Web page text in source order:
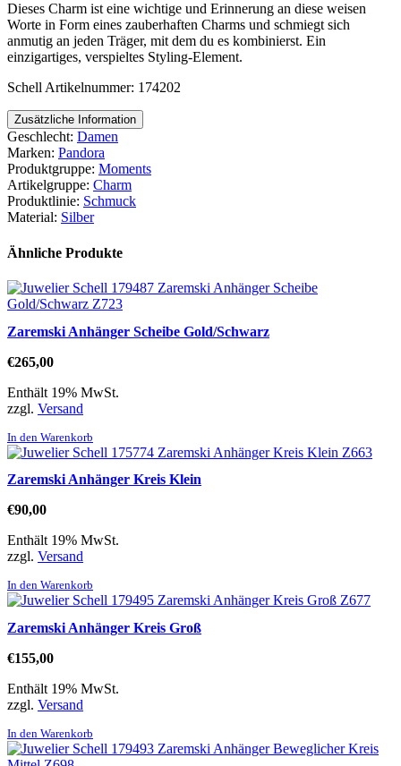
Dieses Charm ist eine wichtige und Erinnerung an diese weisen
Worte in Form eines zauberhaften Charms und schmiegt sich
anmutig an jeden Träger, mit dem du es kombinierst. Ein
einzigartiges, verspieltes Styling-Element.
Schell Artikelnummer: 174202
Zusätzliche Information
Geschlecht: Damen
Marken: Pandora
Produktgruppe: Moments
Artikelgruppe: Charm
Produktlinie: Schmuck
Material: Silber
Ähnliche Produkte
Zaremski Anhänger Scheibe Gold/Schwarz
€265,00
Enthält 19% MwSt.
zzgl. Versand
In den Warenkorb
Zaremski Anhänger Kreis Klein
€90,00
Enthält 19% MwSt.
zzgl. Versand
In den Warenkorb
Zaremski Anhänger Kreis Groß
€155,00
Enthält 19% MwSt.
zzgl. Versand
In den Warenkorb